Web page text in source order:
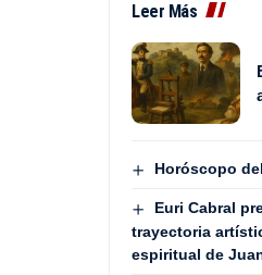
Leer Más
Horóscopo
Euri Cabral
trayectoria
espiritual de